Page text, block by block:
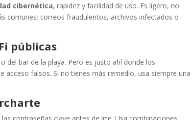
cibernética, rapidez y facilidad de uso. Es ligero, no
comunes: correos fraudulentos, archivos infectados o
públicas
del bar de la playa. Pero es justo ahí donde los
falsos. Si no tienes más remedio, usa siempre una